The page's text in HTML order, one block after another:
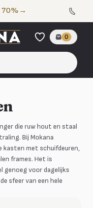
70% →
0
die ruw hout en staal
Bij Mokana
kasten met schuifdeuren,
frames. Het is
voor dagelijks
sfeer van een hele